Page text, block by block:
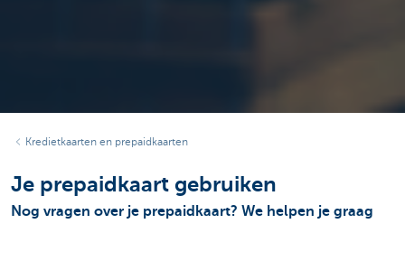
Kredietkaarten en prepaidkaarten
Je prepaidkaart gebruiken
Nog vragen over je prepaidkaart? We helpen je graag